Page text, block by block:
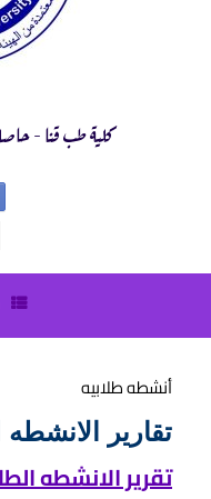
كلية طب قنا - حاصلة
أنشطه طلابيه
تقارير الانشطه
تقرير الانشطه الطلابيه